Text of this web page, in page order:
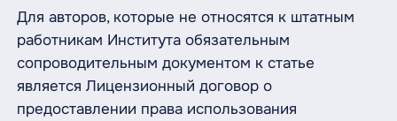
Для авторов, которые не относятся к штатным
работникам Института обязательным
сопроводительным документом к статье
является Лицензионный договор о
предоставлении права использования